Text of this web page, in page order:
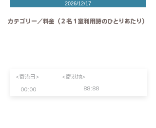
<寄港日>
00:00 88:88
<寄港地>
2026/12/17
カテゴリー／料金（２名１室利用時のひとりあたり）